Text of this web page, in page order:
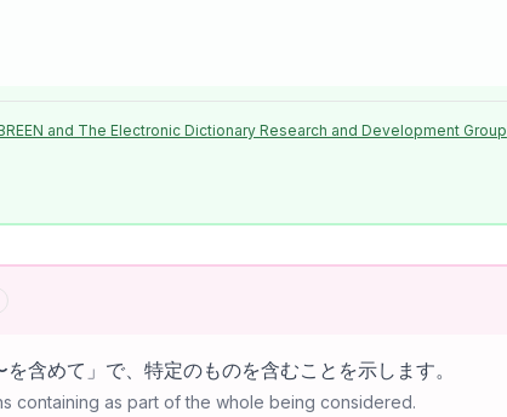
and The Electronic Dictionary Research and Development Group
含めて」で、特定のものを含むことを示します。
containing as part of the whole being considered.